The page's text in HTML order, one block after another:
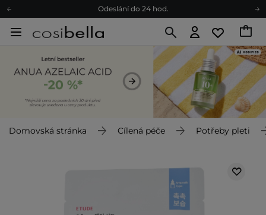
Odeslání do 24 hod.
Ekologické balení
Doporučovací Program
Odeslání do 24 hod.
Darkové karty
Domovská stránka Cílená péče Potřeby pleti